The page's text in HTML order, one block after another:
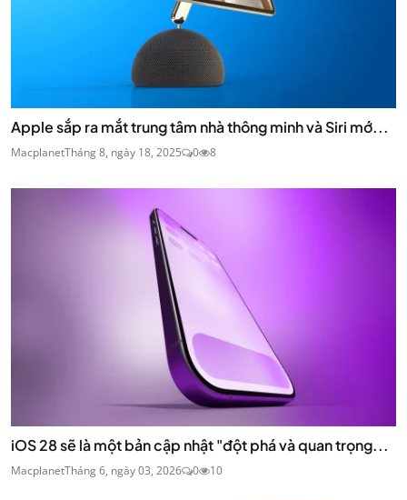
Apple sắp ra mắt trung tâm nhà thông minh và Siri mớ...
MacplanetTháng 8, ngày 18, 2025 0 8
iOS 28 sẽ là một bản cập nhật "đột phá và quan trọng...
MacplanetTháng 6, ngày 03, 2026 0 10